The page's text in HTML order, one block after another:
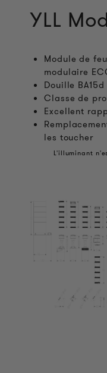
YLL
Module de
modulaire
Douille
Classe de
Excellent
les toucher
L'illuminant